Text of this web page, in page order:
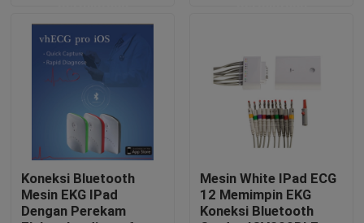
Permintaan Penawaran
Company News
Mesin EKG Nirkabel
Mesin EKG Genggam
Koneksi Bluetooth
Mesin EKG IPad
Dengan Perekam
Mesin White IPad ECG
12 Memimpin EKG
Koneksi Bluetooth